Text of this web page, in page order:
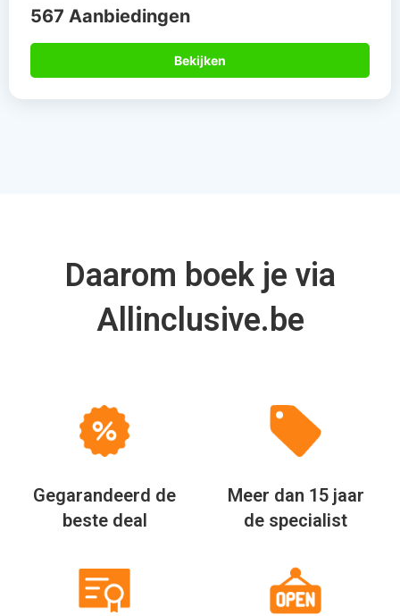
567 Aanbiedingen
Bekijken
Daarom boek je via
Allinclusive.be
Gegarandeerd de
beste deal
Meer dan 15 jaar
de specialist